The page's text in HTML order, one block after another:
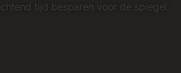
tijd besparen voor de spiegel.